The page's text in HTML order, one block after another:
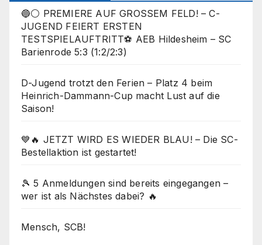
🔵⚪ PREMIERE AUF GROSSEM FELD! – C-
JUGEND FEIERT ERSTEN
TESTSPIELAUFTRITT⚽ AEB Hildesheim – SC
Barienrode 5:3 (1:2/2:3)
D-Jugend trotzt den Ferien – Platz 4 beim
Heinrich-Dammann-Cup macht Lust auf die
Saison!
💙🔥 JETZT WIRD ES WIEDER BLAU! – Die SC-
Bestellaktion ist gestartet!
🎾 5 Anmeldungen sind bereits eingegangen –
wer ist als Nächstes dabei? 🔥
Mensch, SCB!